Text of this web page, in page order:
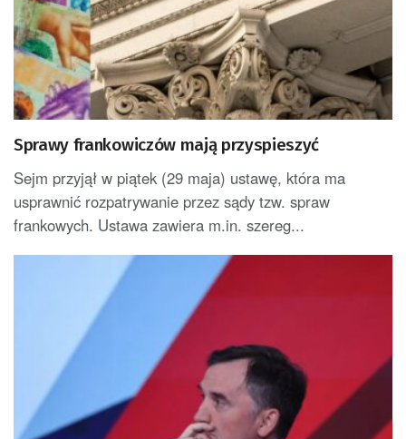
Sprawy frankowiczów mają przyspieszyć
Sejm przyjął w piątek (29 maja) ustawę, która ma
usprawnić rozpatrywanie przez sądy tzw. spraw
frankowych. Ustawa zawiera m.in. szereg...